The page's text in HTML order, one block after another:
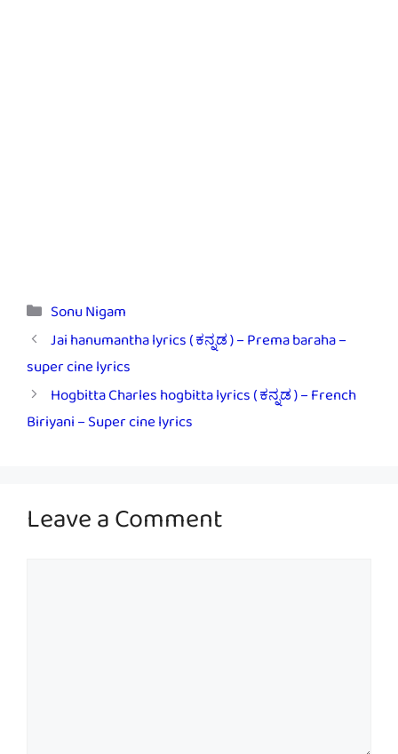
Categories
Sonu Nigam
Jai hanumantha lyrics ( ಕನ್ನಡ ) – Prema baraha –
super cine lyrics
Hogbitta Charles hogbitta lyrics ( ಕನ್ನಡ ) – French
Biriyani – Super cine lyrics
Leave a Comment